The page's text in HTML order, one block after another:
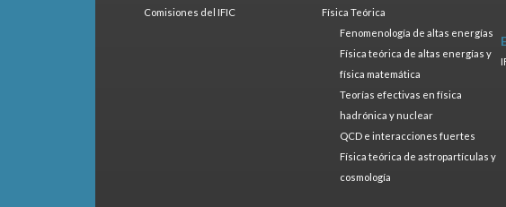
Comisiones del IFIC
Física Teórica
Fenomenología de altas energías
Física teórica de altas energías y
física matemática
Teorías efectivas en física
hadrónica y nuclear
QCD e interacciones fuertes
Física teórica de astropartículas y
cosmología